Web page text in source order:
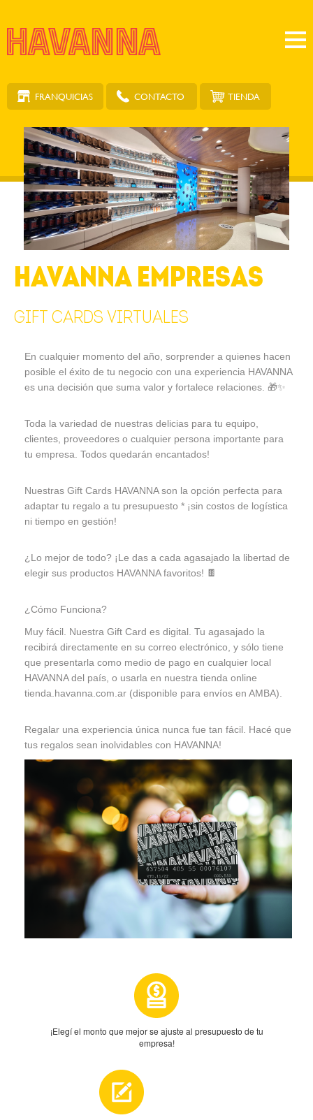
FRANQUICIAS CONTACTO TIENDA
HAVANNA EMPRESAS
GIFT CARDS VIRTUALES
En cualquier momento del año, sorprender a quienes hacen
posible el éxito de tu negocio con una experiencia HAVANNA
es una decisión que suma valor y fortalece relaciones. 🎁✨
Toda la variedad de nuestras delicias para tu equipo,
clientes, proveedores o cualquier persona importante para
tu empresa. Todos quedarán encantados!
Nuestras Gift Cards HAVANNA son la opción perfecta para
adaptar tu regalo a tu presupuesto * ¡sin costos de logística
ni tiempo en gestión!
¿Lo mejor de todo? ¡Le das a cada agasajado la libertad de
elegir sus productos HAVANNA favoritos! 🍫
¿Cómo Funciona?
Muy fácil. Nuestra Gift Card es digital. Tu agasajado la
recibirá directamente en su correo electrónico, y sólo tiene
que presentarla como medio de pago en cualquier local
HAVANNA del país, o usarla en nuestra tienda online
tienda.havanna.com.ar (disponible para envíos en AMBA).
Regalar una experiencia única nunca fue tan fácil. Hacé que
tus regalos sean inolvidables con HAVANNA!
¡Elegí el monto que mejor se ajuste al presupuesto de tu
empresa!